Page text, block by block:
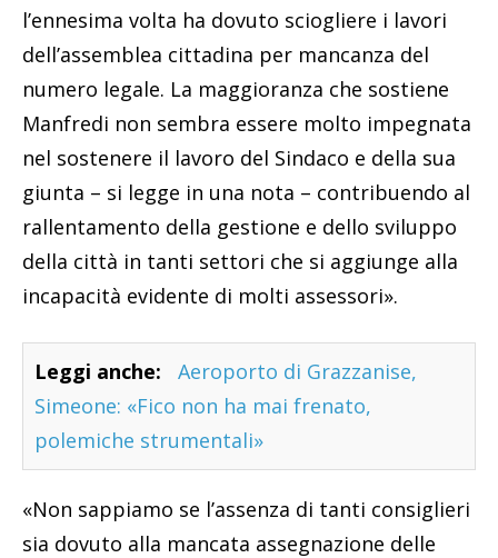
l’ennesima volta ha dovuto sciogliere i lavori
dell’assemblea cittadina per mancanza del
numero legale. La maggioranza che sostiene
Manfredi non sembra essere molto impegnata
nel sostenere il lavoro del Sindaco e della sua
giunta – si legge in una nota – contribuendo al
rallentamento della gestione e dello sviluppo
della città in tanti settori che si aggiunge alla
incapacità evidente di molti assessori».
Leggi anche:
Aeroporto di Grazzanise,
Simeone: «Fico non ha mai frenato,
polemiche strumentali»
«Non sappiamo se l’assenza di tanti consiglieri
sia dovuto alla mancata assegnazione delle